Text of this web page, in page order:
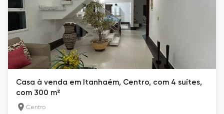
Casa à venda em Itanhaém, Centro, com 4 suítes,
com 300 m²
Centro